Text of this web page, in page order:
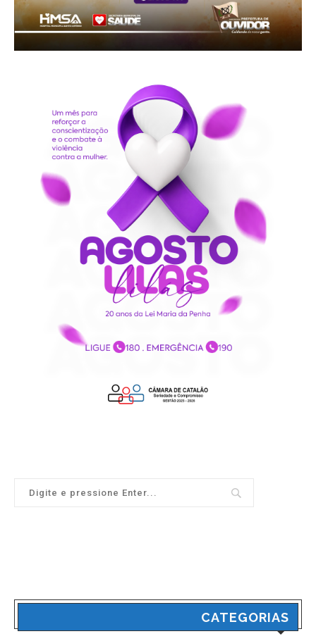
CATEGORIAS